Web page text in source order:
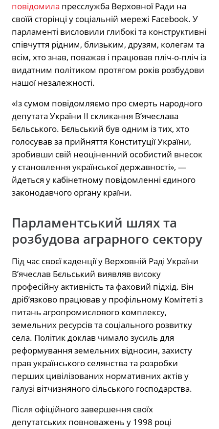
повідомила пресслужба Верховної Ради на
своїй сторінці у соціальній мережі Facebook. У
парламенті висловили глибокі та конструктивні
співчуття рідним, близьким, друзям, колегам та
всім, хто знав, поважав і працював пліч-о-пліч із
видатним політиком протягом років розбудови
нашої незалежності.
«Із сумом повідомляємо про смерть народного
депутата України ІІ скликання В’ячеслава
Бєльського. Бєльський був одним із тих, хто
голосував за прийняття Конституції України,
зробивши свій неоціненний особистий внесок
у становлення української державності», —
йдеться у кабінетному повідомленні єдиного
законодавчого органу країни.
Парламентський шлях та
розбудова аграрного сектору
Під час своєї каденції у Верховній Раді України
В’ячеслав Бєльський виявляв високу
професійну активність та фаховий підхід. Він
дріб’язково працював у профільному Комітеті з
питань агропромислового комплексу,
земельних ресурсів та соціального розвитку
села. Політик доклав чимало зусиль для
реформування земельних відносин, захисту
прав українського селянства та розробки
перших цивілізованих нормативних актів у
галузі вітчизняного сільського господарства.
Після офіційного завершення своїх
депутатських повноважень у 1998 році